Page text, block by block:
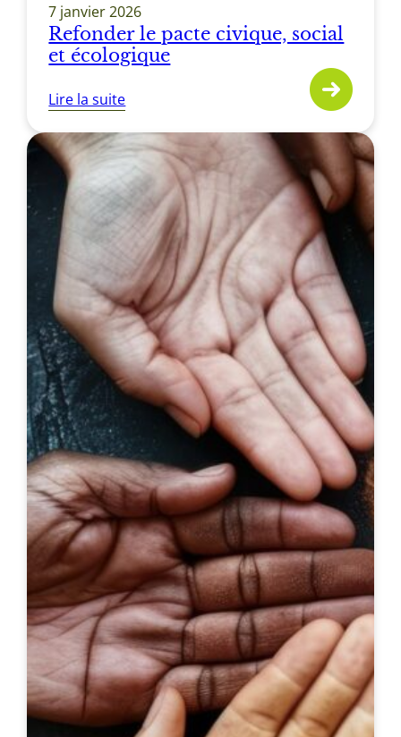
7 janvier 2026
Refonder le pacte civique, social
et écologique
Lire la suite